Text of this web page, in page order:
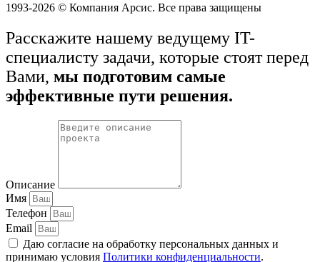
1993-2026 © Компания Арсис. Все права защищены
Расскажите нашему ведущему IT-
специалисту задачи, которые стоят перед
Вами, мы подготовим самые
эффективные пути решения.
Описание
Имя
Телефон
Email
Даю согласие на обработку персональных данных и
принимаю условия Политики конфиденциальности.